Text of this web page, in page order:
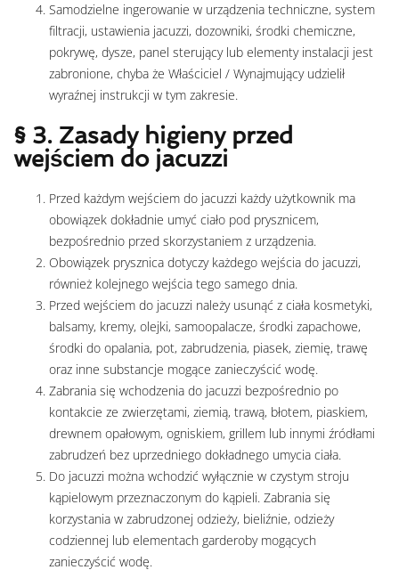
Samodzielne ingerowanie w urządzenia techniczne, system
filtracji, ustawienia jacuzzi, dozowniki, środki chemiczne,
pokrywę, dysze, panel sterujący lub elementy instalacji jest
zabronione, chyba że Właściciel / Wynajmujący udzielił
wyraźnej instrukcji w tym zakresie.
§ 3. Zasady higieny przed
wejściem do jacuzzi
Przed każdym wejściem do jacuzzi każdy użytkownik ma
obowiązek dokładnie umyć ciało pod prysznicem,
bezpośrednio przed skorzystaniem z urządzenia.
Obowiązek prysznica dotyczy każdego wejścia do jacuzzi,
również kolejnego wejścia tego samego dnia.
Przed wejściem do jacuzzi należy usunąć z ciała kosmetyki,
balsamy, kremy, olejki, samoopalacze, środki zapachowe,
środki do opalania, pot, zabrudzenia, piasek, ziemię, trawę
oraz inne substancje mogące zanieczyścić wodę.
Zabrania się wchodzenia do jacuzzi bezpośrednio po
kontakcie ze zwierzętami, ziemią, trawą, błotem, piaskiem,
drewnem opałowym, ogniskiem, grillem lub innymi źródłami
zabrudzeń bez uprzedniego dokładnego umycia ciała.
Do jacuzzi można wchodzić wyłącznie w czystym stroju
kąpielowym przeznaczonym do kąpieli. Zabrania się
korzystania w zabrudzonej odzieży, bieliźnie, odzieży
codziennej lub elementach garderoby mogących
zanieczyścić wodę.